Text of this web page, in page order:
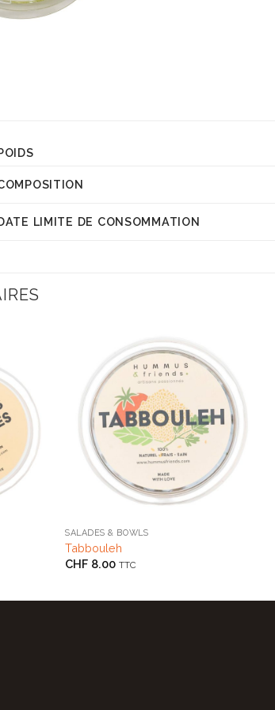
LIMITE DE CONSOMMATION
SALADES & BOWLS
Tabbouleh
CHF 8.00 TTC